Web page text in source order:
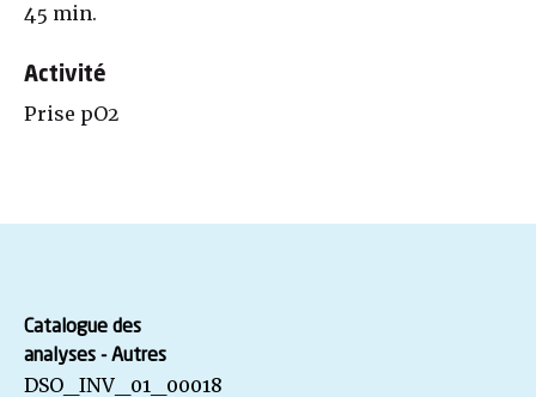
45 min.
Activité
Prise pO2
Catalogue des
analyses - Autres
DSO_INV_01_00018